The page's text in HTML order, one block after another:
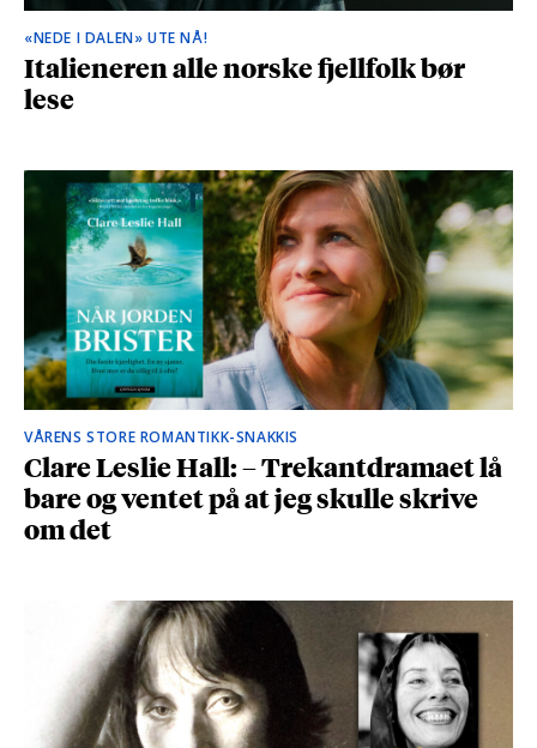
«NEDE I DALEN» UTE NÅ!
Italieneren alle norske fjellfolk bør
lese
VÅRENS STORE ROMANTIKK-SNAKKIS
Clare Leslie Hall: – Trekantdramaet lå
bare og ventet på at jeg skulle skrive
om det